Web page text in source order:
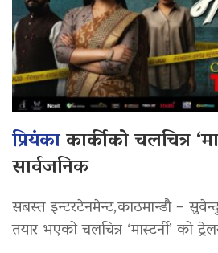
प्रियंकाकार्कीको चलचित्र
सार्वजनिक
सबस्त इन्टरटेनमेन्ट,काठमान्डौ –
तयार भएको चलचित्र ‘मास्टर्नी’ को